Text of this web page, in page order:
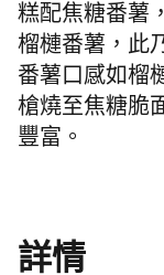
糕配焦糖番薯
榴槤番薯，此
番薯口感如榴
槍燒至焦糖脆
豐富。
詳情